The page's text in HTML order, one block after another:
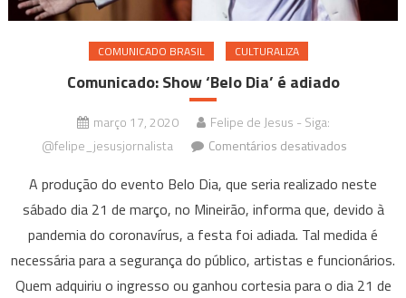
COMUNICADO BRASIL CULTURALIZA
Comunicado: Show ‘Belo Dia’ é adiado
março 17, 2020
Felipe de Jesus - Siga:
@felipe_jesusjornalista
Comentários desativadosem
Show
‘Belo
Dia’
é
adiado
A produção do evento Belo Dia, que seria realizado neste
sábado dia 21 de março, no Mineirão, informa que, devido à
pandemia do coronavírus, a festa foi adiada. Tal medida é
necessária para a segurança do público, artistas e funcionários.
Quem adquiriu o ingresso ou ganhou cortesia para o dia 21 de